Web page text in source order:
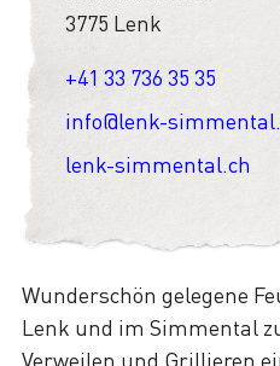
Wunderschön gelegene
Lenk und im Simmental
Verweilen und Grillieren
3775 Lenk
+41 33 736 35 35
info@lenk-
lenk-simmental.ch